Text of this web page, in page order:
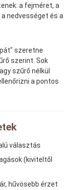
a fejméret, a
nedvességet és a
szeretne
szerint. Sok
szűrő nélkül
a pontos
választás
(kiviteltől
hűvösebb érzet